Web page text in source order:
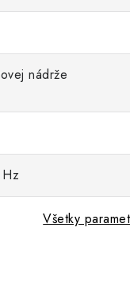
nádrže
Všetky